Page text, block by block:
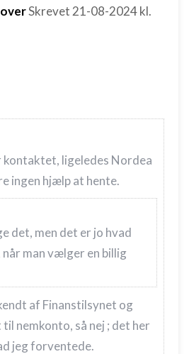
Skrevet 21-08-2024kl.
kontaktet, ligeledes Nordea
ingen hjælp at hente.
det, men det er jo hvad
man vælger en billig
af Finanstilsynet og
nemkonto, så nej ; det her
jeg forventede.